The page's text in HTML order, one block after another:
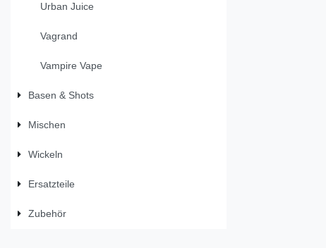
Urban Juice
Vagrand
Vampire Vape
Basen & Shots
Mischen
Wickeln
Ersatzteile
Zubehör